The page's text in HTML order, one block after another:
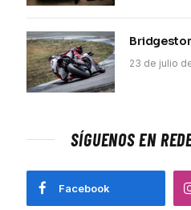
23 de julio
SÍGUENOS EN
Facebook